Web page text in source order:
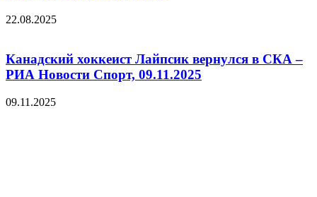
22.08.2025
Канадский хоккеист Лайпсик вернулся в СКА –
РИА Новости Спорт, 09.11.2025
09.11.2025